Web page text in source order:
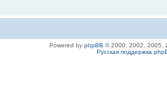
Powered by phpBB © 2000, 2002, 2005,
Русская поддержка